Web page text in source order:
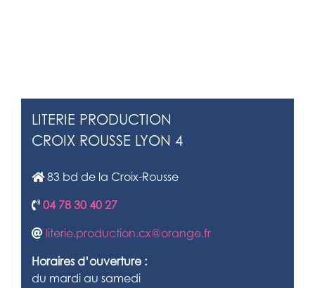
LITERIE PRODUCTION
CROIX ROUSSE LYON 4
83 bd de la Croix-Rousse
04 78 30 40 27
literie.production.cx@orange.fr
Horaires d’ouverture :
du mardi au samedi